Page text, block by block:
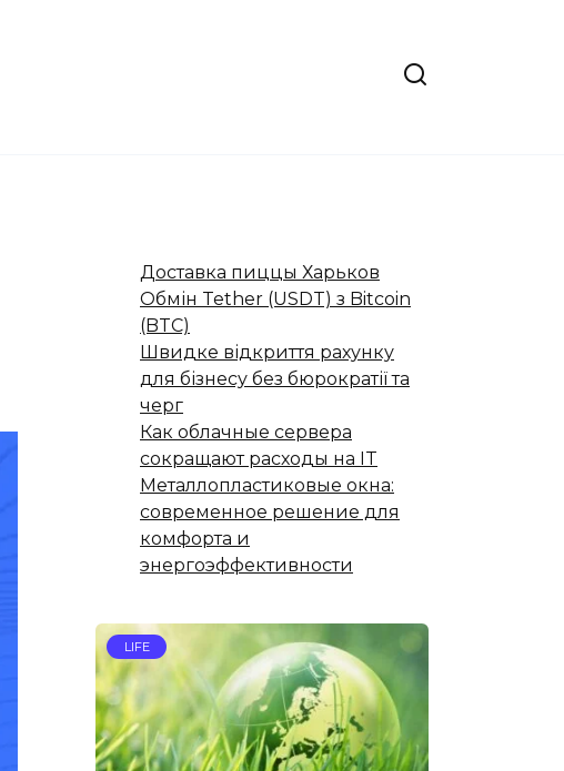
Доставка пиццы Харьков
Обмін Tether (USDT) з Bitcoin
(BTC)
Швидке відкриття рахунку
для бізнесу без бюрократії та
черг
Как облачные сервера
сокращают расходы на IT
Металлопластиковые окна:
современное решение для
комфорта и
энергоэффективности
LIFE